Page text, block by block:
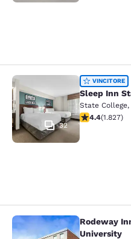
Sleep Inn State
32
VINCITORE
Sleep Inn
State College,
Valutazione di
4.4(1.827)
Rodeway Inn
Rodeway
University